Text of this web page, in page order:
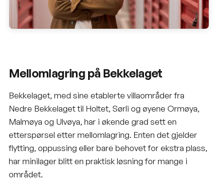
Mellomlagring på Bekkelaget
Bekkelaget, med sine etablerte villaområder fra
Nedre Bekkelaget til Holtet, Sørli og øyene Ormøya,
Malmøya og Ulvøya, har i økende grad sett en
etterspørsel etter mellomlagring. Enten det gjelder
flytting, oppussing eller bare behovet for ekstra plass,
har minilager blitt en praktisk løsning for mange i
området.